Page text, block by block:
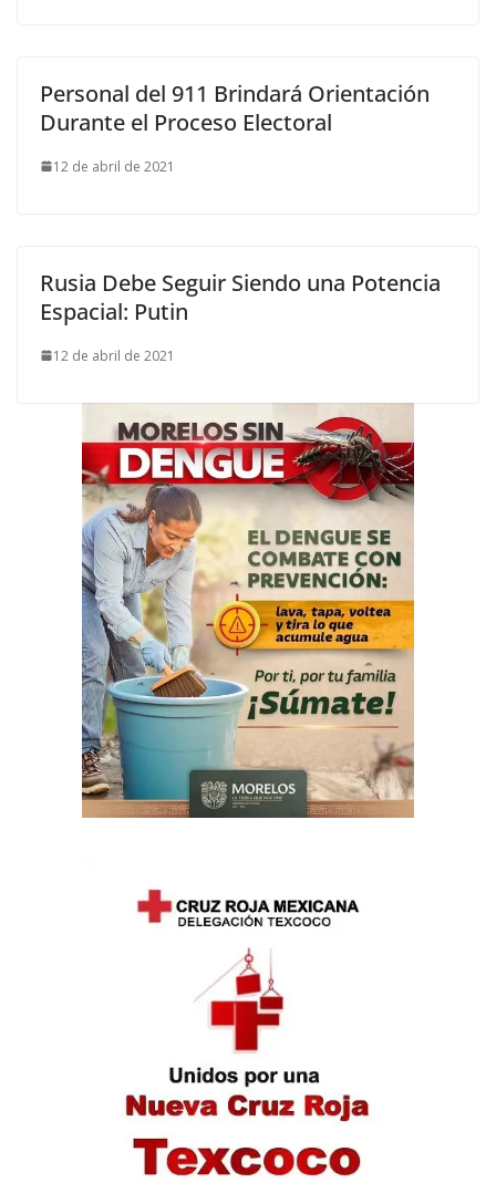
Personal del 911 Brindará Orientación
Durante el Proceso Electoral
12 de abril de 2021
Rusia Debe Seguir Siendo una Potencia
Espacial: Putin
12 de abril de 2021